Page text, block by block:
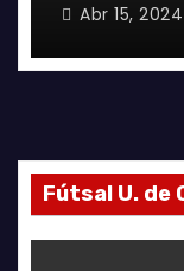
Abr 15, 2024
Fútsal U. de